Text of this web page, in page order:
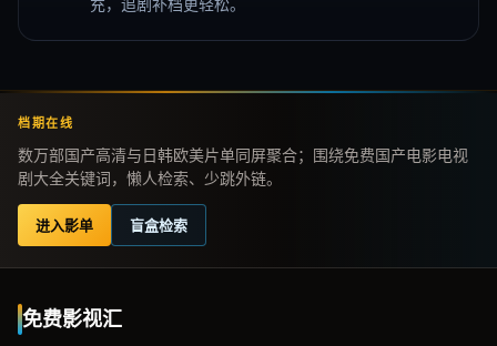
档期在线
数万部国产高清与日韩欧美片单同屏聚合；围绕免费国产电影电视
剧大全关键词，懒人检索、少跳外链。
进入影单 盲盒检索
免费影视汇